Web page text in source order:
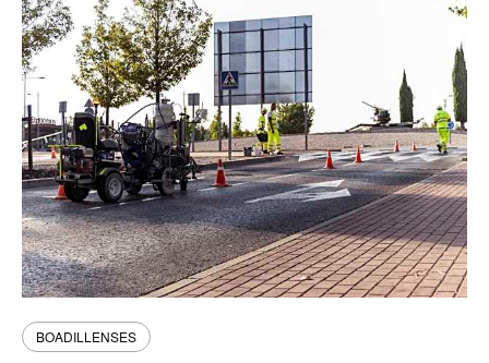
BOADILLENSES